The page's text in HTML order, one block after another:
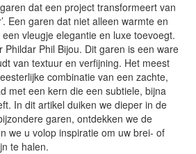
dat een project transformeert van
Een garen dat niet alleen warmte en
vleugje elegantie en luxe toevoegt.
Phildar Phil Bijou. Dit garen is een ware
van textuur en verfijning. Het meest
combinatie van een zachte,
met een kern die een subtiele, bijna
In dit artikel duiken we dieper in de
garen, ontdekken we de
we u volop inspiratie om uw brei- of
te halen.